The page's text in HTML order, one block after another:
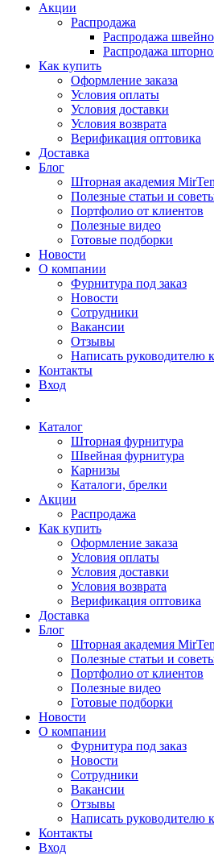
Акции
Распродажа
Распродажа
Распродажа
Как купить
Оформление заказа
Условия оплаты
Условия доставки
Условия возврата
Верификация оптовика
Доставка
Блог
Шторная академия
Полезные статьи и
Портфолио от клиентов
Полезные видео
Готовые подборки
Новости
О компании
Фурнитура под заказ
Новости
Сотрудники
Вакансии
Отзывы
Написать руководителю
Контакты
Вход
Каталог
Шторная фурнитура
Швейная фурнитура
Карнизы
Каталоги, брелки
Акции
Распродажа
Как купить
Оформление заказа
Условия оплаты
Условия доставки
Условия возврата
Верификация оптовика
Доставка
Блог
Шторная академия
Полезные статьи и
Портфолио от клиентов
Полезные видео
Готовые подборки
Новости
О компании
Фурнитура под заказ
Новости
Сотрудники
Вакансии
Отзывы
Написать руководителю
Контакты
Вход